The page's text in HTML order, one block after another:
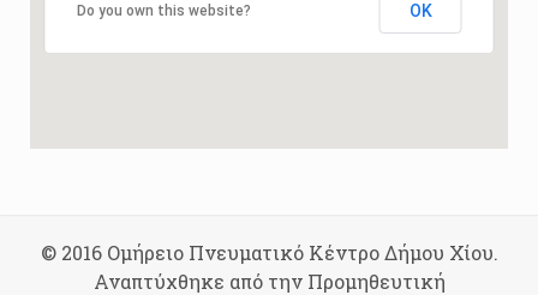
Do you own this website? OK
© 2016 Ομήρειο Πνευματικό Κέντρο Δήμου Χίου.
Αναπτύχθηκε από την Προμηθευτική